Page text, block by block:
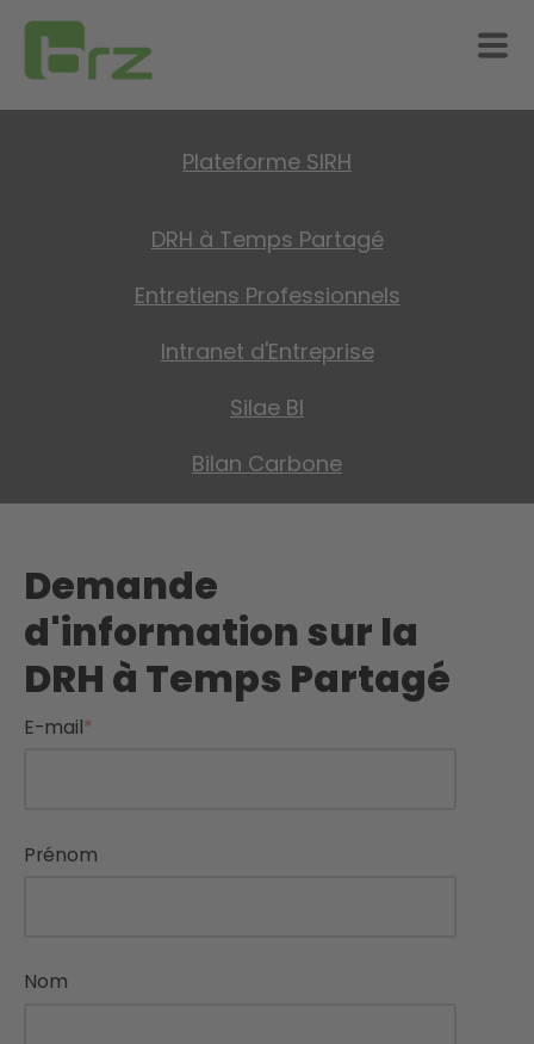
Plateforme SIRH
DRH à Temps Partagé
Entretiens Professionnels
Intranet d'Entreprise
Silae BI
Bilan Carbone
Demande
d'information sur la
DRH à Temps Partagé
E-mail*
Prénom
Nom